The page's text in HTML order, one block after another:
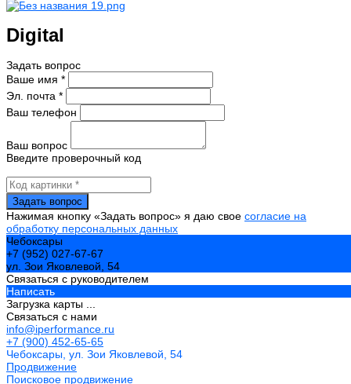
Digital
Задать вопрос
Ваше имя *
Эл. почта *
Ваш телефон
Ваш вопрос
Введите проверочный код
Нажимая кнопку «Задать вопрос» я даю свое согласие на
обработку персональных данных
Чебоксары
+7 (952) 027-67-67
ул. Зои Яковлевой, 54
Связаться с руководителем
Написать
Загрузка карты ...
Связаться с нами
info@iperformance.ru
+7 (900) 452-65-65
Чебоксары, ул. Зои Яковлевой, 54
Продвижение
Поисковое продвижение